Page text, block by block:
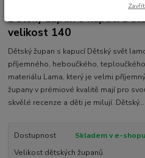
Dětský župan s kapucí
velikost 140
Dětský župan s kapucí Dětský svět
příjemného, heboučkého,
materiálu Lama, který je velmi
župany v prémiové kvalitě mají pro
skvělé recenze a děti je milují. Dětský...
Dostupnost
Skladem v e-shopu
Velikost dětských županů
Zavřít